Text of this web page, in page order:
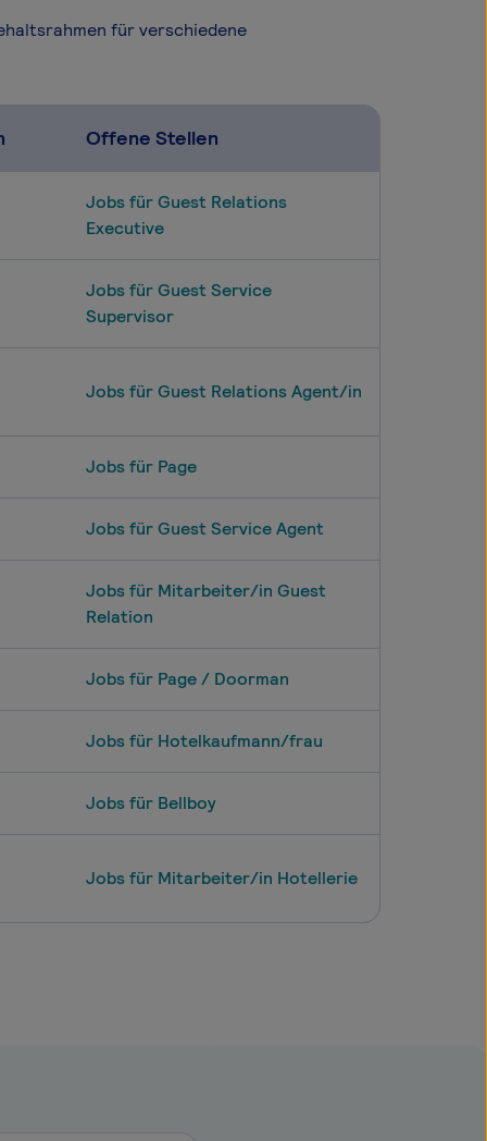
für verschiedene
Offene Stellen
Jobs für Guest Relations
Executive
Jobs für Guest Service
Supervisor
Jobs für Guest Relations Agent/in
Jobs für Page
Jobs für Guest Service Agent
Jobs für Mitarbeiter/in Guest
Relation
Jobs für Page / Doorman
Jobs für Hotelkaufmann/frau
Jobs für Bellboy
Jobs für Mitarbeiter/in Hotellerie